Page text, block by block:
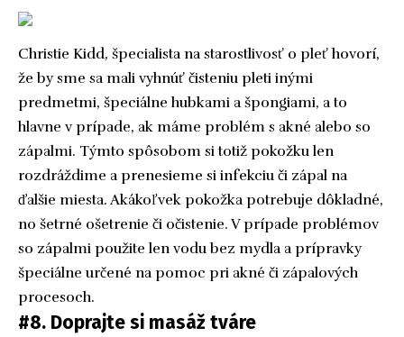
Christie Kidd, špecialista na starostlivosť o pleť hovorí,
že by sme sa mali vyhnúť čisteniu pleti inými
predmetmi, špeciálne hubkami a špongiami, a to
hlavne v prípade, ak máme problém s akné alebo so
zápalmi. Týmto spôsobom si totiž pokožku len
rozdráždime a prenesieme si infekciu či zápal na
ďalšie miesta. Akákoľvek pokožka potrebuje dôkladné,
no šetrné ošetrenie či očistenie. V prípade problémov
so zápalmi použite len vodu bez mydla a prípravky
špeciálne určené na pomoc pri akné či zápalových
procesoch.
#8. Doprajte si masáž tváre